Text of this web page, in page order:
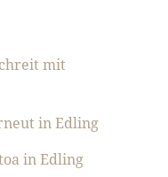
mit
in Edling
in Edling